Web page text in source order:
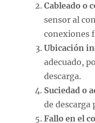
Cableado o
sensor al
conexiones
Ubicación
adecuado,
descarga.
Suciedad o
de
Fallo en el